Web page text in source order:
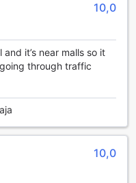
kuljetuspalvelut,
Cebun vilkkaassa
Hotellin alueella on
ja
siitä erinomaisen
matkustavat vieraat
10,0
it’s near malls so it
through traffic
10,0